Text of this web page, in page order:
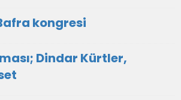
kongresi
Dindar Kürtler,